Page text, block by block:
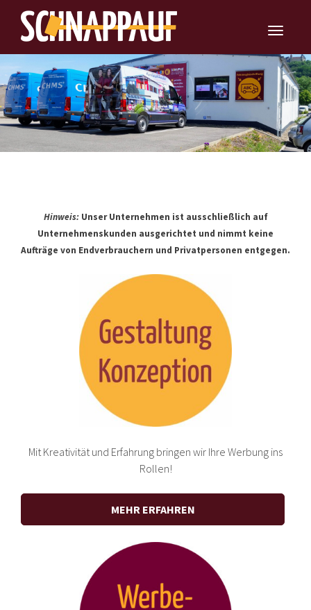
Toggle
Hinweis: Unser Unternehmen ist ausschließlich auf
Unternehmenskunden ausgerichtet und nimmt keine
Aufträge von Endverbrauchern und Privatpersonen entgegen.
Mit Kreativität und Erfahrung bringen wir Ihre Werbung ins
Rollen!
MEHR ERFAHREN